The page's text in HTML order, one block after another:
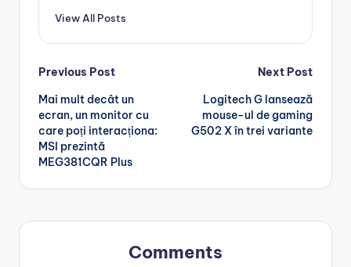
View All Posts
Post
navigation
Previous Post
Mai mult decât un
ecran, un monitor cu
care poți interacționa:
MSI prezintă
MEG381CQR Plus
Next Post
Logitech G lansează
mouse-ul de gaming
G502 X în trei variante
Comments